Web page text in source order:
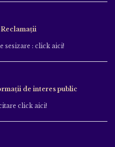
Reclamații
sesizare : click aici!
de interes public
click aici!